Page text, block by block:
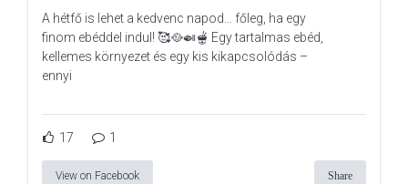
A hétfő is lehet a kedvenc napod… főleg, ha egy
finom ebéddel indul! 🥰🥘🍛🫕 Egy tartalmas ebéd,
kellemes környezet és egy kis kikapcsolódás –
ennyi
17 1
View on Facebook Share